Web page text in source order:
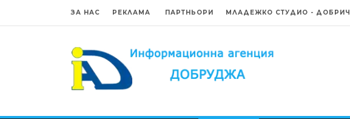
ЗА НАС РЕКЛАМА ПАРТНЬОРИ МЛАДЕЖКО СТУДИО - ДОБРИЧ